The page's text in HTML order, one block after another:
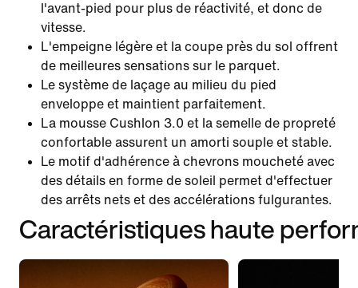
l'avant-pied pour plus de réactivité, et donc de
vitesse.
L'empeigne légère et la coupe près du sol offrent
de meilleures sensations sur le parquet.
Le système de laçage au milieu du pied
enveloppe et maintient parfaitement.
La mousse Cushlon 3.0 et la semelle de propreté
confortable assurent un amorti souple et stable.
Le motif d'adhérence à chevrons moucheté avec
des détails en forme de soleil permet d'effectuer
des arrêts nets et des accélérations fulgurantes.
Caractéristiques haute